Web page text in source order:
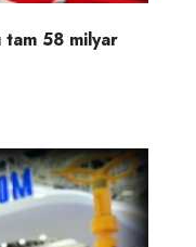
tam 58 milyar